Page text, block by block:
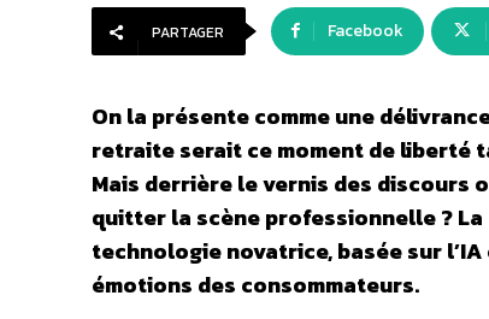
PARTAGER Facebook
On la présente comme une
retraite serait ce moment de liberté
Mais derrière le vernis des discours
quitter la scène professionnelle ? La
technologie novatrice, basée sur
émotions des consommateurs.